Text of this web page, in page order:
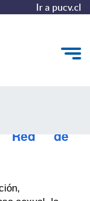
Ir a pucv.cl
Red de